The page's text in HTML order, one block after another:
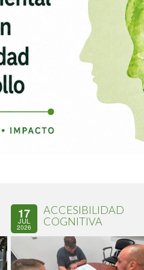
17
JUL
2026
ACCESIBILIDAD
COGNITIVA